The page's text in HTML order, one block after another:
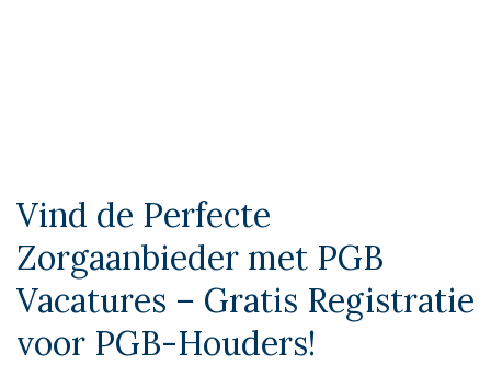
Vind de Perfecte
Zorgaanbieder met PGB
Vacatures – Gratis Registratie
voor PGB-Houders!